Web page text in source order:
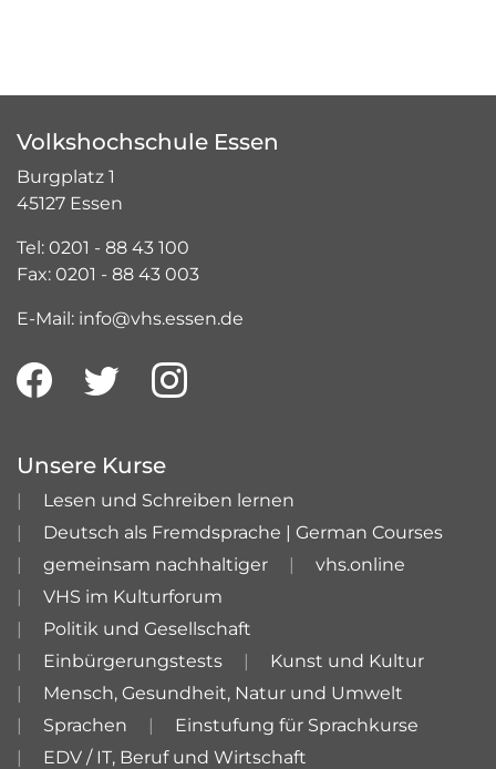
Volkshochschule Essen
Burgplatz 1
45127 Essen
Tel: 0201 - 88 43 100
Fax: 0201 - 88 43 003
E-Mail: info@vhs.essen.de
Unsere Kurse
Lesen und Schreiben lernen
Deutsch als Fremdsprache | German Courses
gemeinsam nachhaltiger
vhs.online
VHS im Kulturforum
Politik und Gesellschaft
Einbürgerungstests
Kunst und Kultur
Mensch, Gesundheit, Natur und Umwelt
Sprachen
Einstufung für Sprachkurse
EDV / IT, Beruf und Wirtschaft